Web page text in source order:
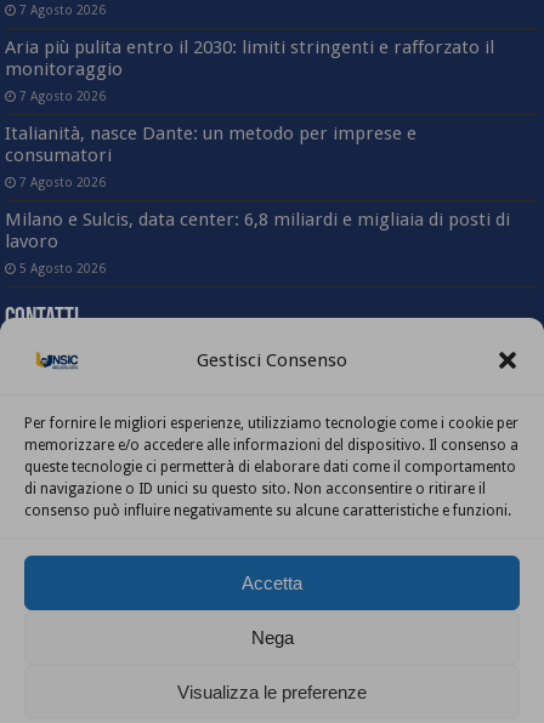
Gestisci Consenso
Per fornire le migliori esperienze, utilizziamo tecnologie come i cookie per
memorizzare e/o accedere alle informazioni del dispositivo. Il consenso a
queste tecnologie ci permetterà di elaborare dati come il comportamento
di navigazione o ID unici su questo sito. Non acconsentire o ritirare il
consenso può influire negativamente su alcune caratteristiche e funzioni.
Accetta
Nega
Visualizza le preferenze
7 Agosto 2026
Aria più pulita entro il 2030: limiti stringenti e rafforzato il
monitoraggio
7 Agosto 2026
Italianità, nasce Dante: un metodo per imprese e
consumatori
7 Agosto 2026
Milano e Sulcis, data center: 6,8 miliardi e migliaia di posti di
lavoro
5 Agosto 2026
Contatti
Sede nazionale
Tel. 06-58333803
Fax. 06-5817414
Mail: info@unsic.it
Ufficio stampa e comunicazione
Mail: ufficiocomunicazione@unsic.it
Centro Studi
Realizzato daKOWeb